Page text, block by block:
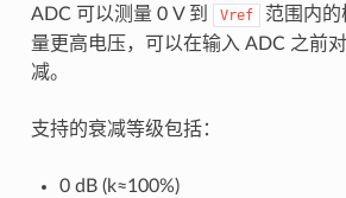
ADC 可以测量 0 V 到 Vref
范围内的
量更高电压，可以在输入 ADC 之前
减。
支持的衰减等级包括：
0 dB (k≈100%)